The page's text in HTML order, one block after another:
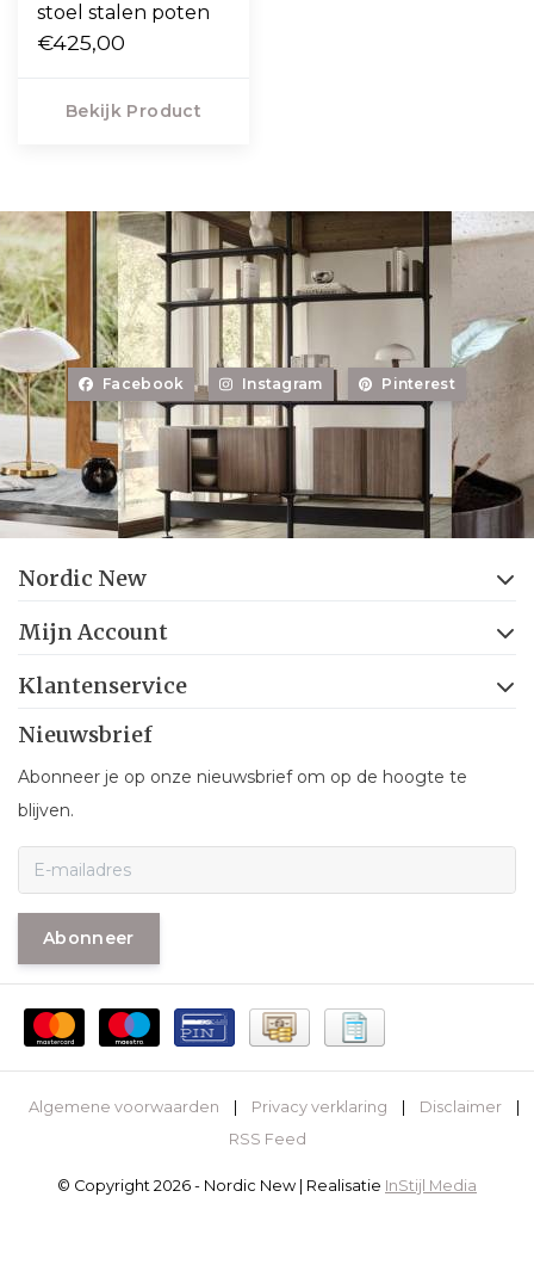
stoel stalen poten
€425,00
Bekijk Product
Facebook Instagram Pinterest
Nordic New
Mijn Account
Klantenservice
Nieuwsbrief
Abonneer je op onze nieuwsbrief om op de hoogte te
blijven.
Abonneer
Algemene voorwaarden Privacy verklaring Disclaimer
RSS Feed
© Copyright 2026 - Nordic New | Realisatie InStijl Media